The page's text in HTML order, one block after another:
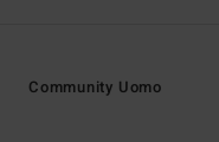
Community Uomo